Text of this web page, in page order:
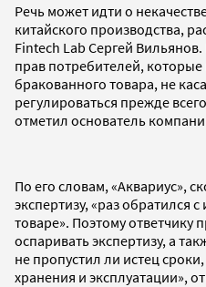
Речь может идти о
китайского производства,
Fintech Lab Сергей
прав потребителей,
бракованного товара, не
регулироваться прежде
отметил основатель
По его словам, «Аквариус»,
экспертизу, «раз обратился
товаре». Поэтому ответчику
оспаривать экспертизу, а
не пропустил ли истец
хранения и эксплуатации»,